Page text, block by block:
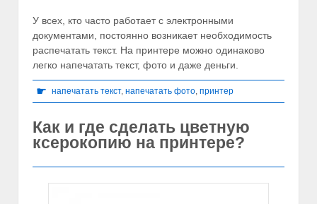
У всех, кто часто работает с электронными
документами, постоянно возникает необходимость
распечатать текст. На принтере можно одинаково
легко напечатать текст, фото и даже деньги.
☛ напечатать текст, напечатать фото, принтер
Как и где сделать цветную
ксерокопию на принтере?